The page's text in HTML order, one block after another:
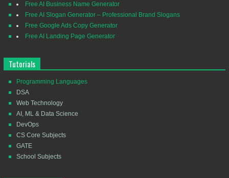
Free AI Business Name Generator
Free AI Slogan Generator – Professional Brand Slogans
Free Google Ads Copy Generator
Free AI Landing Page Generator
Tutorials
Programming Languages
DSA
Web Technology
AI, ML & Data Science
DevOps
CS Core Subjects
GATE
School Subjects